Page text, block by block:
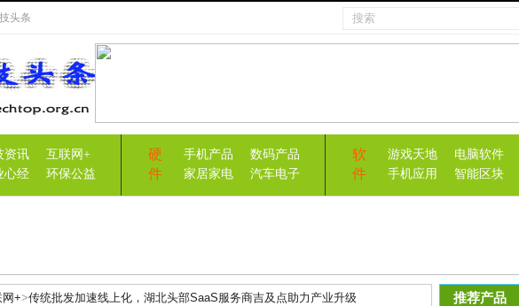
头条
资讯
互联网+
心经
环保公益
硬
件
手机产品
数码产品
家居家电
汽车电子
软
件
游戏天地
电脑软件
手机应用
智能区块
网+>传统批发加速线上化，湖北头部SaaS服务商吉及点助力产业升级 推荐产品